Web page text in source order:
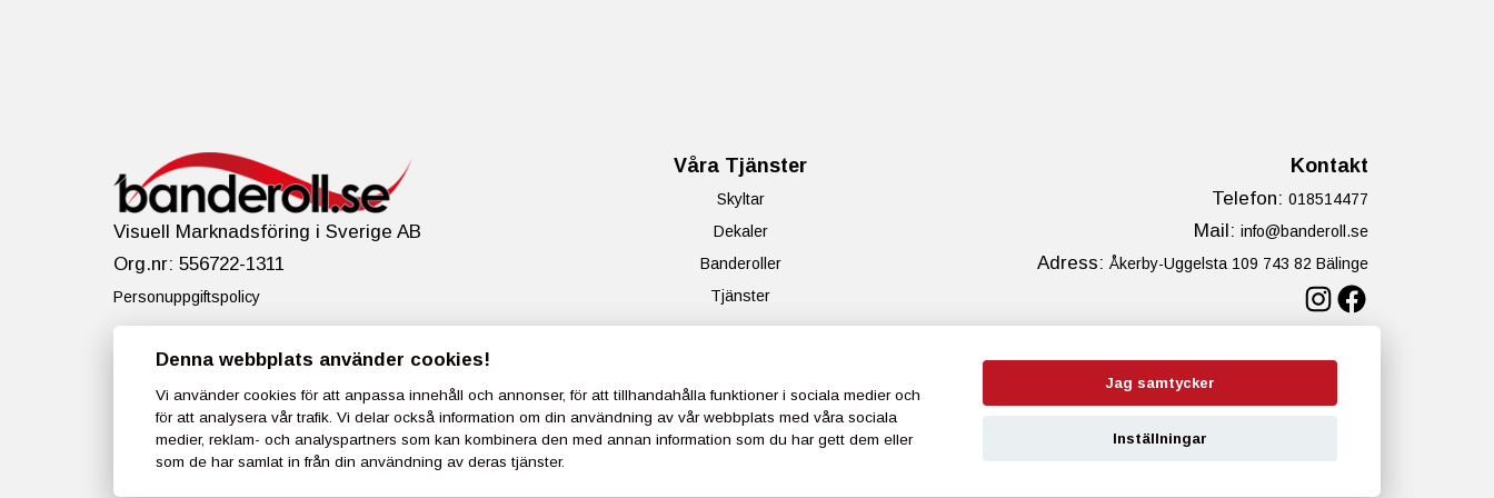
Visuell Marknadsföring i Sverige AB
Org.nr: 556722-1311
Personuppgiftspolicy
Våra Tjänster
Skyltar
Dekaler
Banderoller
Tjänster
Kontakt
Telefon: 018514477
Mail: info@banderoll.se
Adress: Åkerby-Uggelsta 109 743 82 Bälinge
Instagram
018514477
© Copyright 2026 Visuell Marknadsföring i Sverige AB |
Denna webbplats använder cookies!
Vi användercookies för att anpassa innehåll och annonser, för att tillhandahålla funktioner i sociala medier och
för att analysera vår trafik. Vi delar också information om din användning av vår webbplats med våra sociala
medier, reklam- och analyspartners som kan kombinera den med annan information som du har gett dem eller
som de har samlat in från din användning av deras tjänster.
Jag samtycker
Inställningar